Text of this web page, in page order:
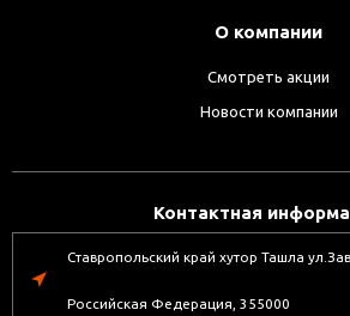
О компании
Смотреть акции
Новости компании
Контактная
Ставропольский край хутор Ташла
Российская Федерация, 355000